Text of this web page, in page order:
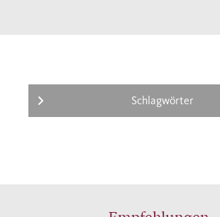
Schlagwörter